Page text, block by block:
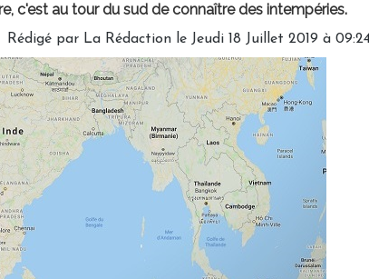
c'est au tour du sud de connaître des intempéries.
Rédigé par La Rédaction le Jeudi 18 Juillet 2019 à